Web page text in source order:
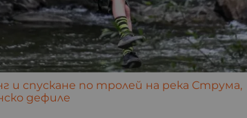
и спускане по тролей на река Струма,
дефиле